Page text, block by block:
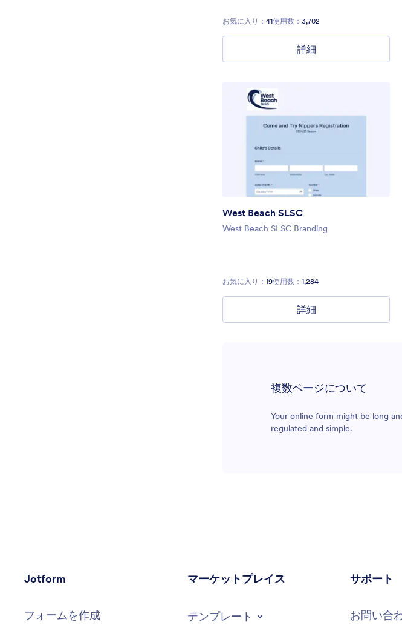
questions and information without any
distractions.
お気に入り： 41使用数： 3,702
詳細
West Beach SLSC
West Beach SLSC Branding
お気に入り： 19使用数： 1,284
詳細
複数ページについて
Your online form might be long
regulated and simple.
Jotform
フォームを作成
マーケットプレイス
テンプレート
サポート
お問い合